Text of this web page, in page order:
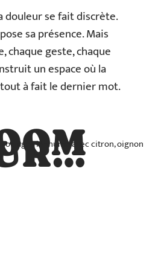
douleur se fait discrète.
sa présence. Mais
chaque geste, chaque
un espace où la
tout à fait le dernier mot.